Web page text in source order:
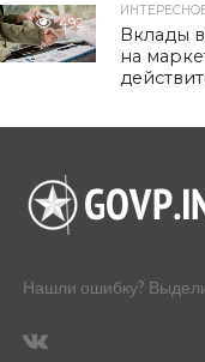
492
Вклады в
на
Нашли ошибку?